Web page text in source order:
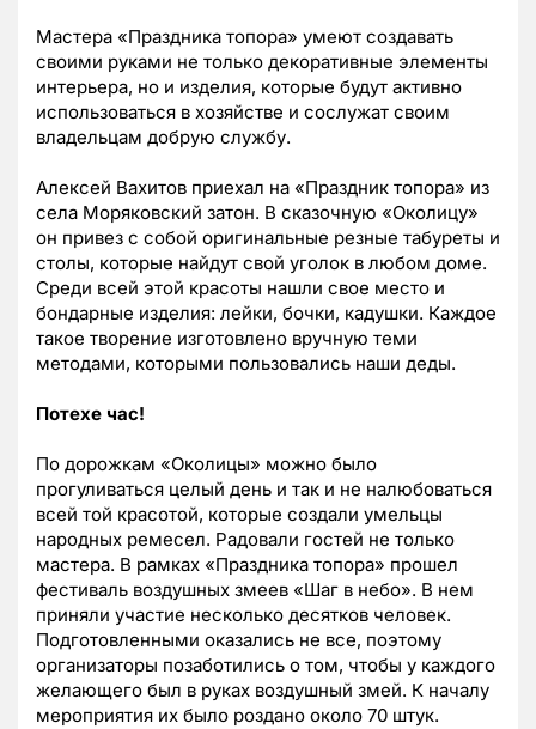
Мастера «Праздника топора» умеют создавать
своими руками не только декоративные элементы
интерьера, но и изделия, которые будут активно
использоваться в хозяйстве и сослужат своим
владельцам добрую службу.
Алексей Вахитов приехал на «Праздник топора» из
села Моряковский затон. В сказочную «Околицу»
он привез с собой оригинальные резные табуреты и
столы, которые найдут свой уголок в любом доме.
Среди всей этой красоты нашли свое место и
бондарные изделия: лейки, бочки, кадушки. Каждое
такое творение изготовлено вручную теми
методами, которыми пользовались наши деды.
Потехе час!
По дорожкам «Околицы» можно было
прогуливаться целый день и так и не налюбоваться
всей той красотой, которые создали умельцы
народных ремесел. Радовали гостей не только
мастера. В рамках «Праздника топора» прошел
фестиваль воздушных змеев «Шаг в небо». В нем
приняли участие несколько десятков человек.
Подготовленными оказались не все, поэтому
организаторы позаботились о том, чтобы у каждого
желающего был в руках воздушный змей. К началу
мероприятия их было роздано около 70 штук.